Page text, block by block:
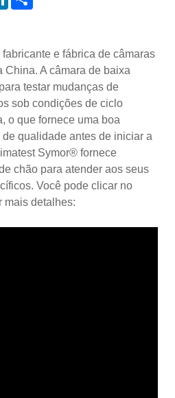
e fábrica de câmaras
China. A câmara de baixa
testar mudanças de
sob condições de ciclo
o que fornece uma boa
qualidade antes de iniciar a
Symor® fornece
chão para atender aos seus
Você pode clicar no
mais detalhes: